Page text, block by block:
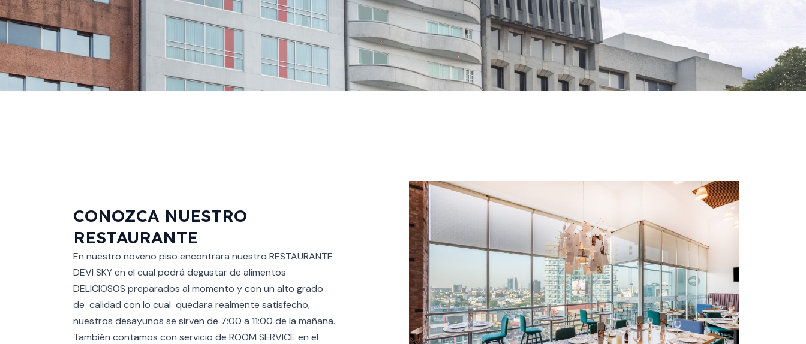
CONOZCA NUESTRO
RESTAURANTE
En nuestro noveno piso encontrara nuestro RESTAURANTE
DEVI SKY en el cual podrá degustar de alimentos
DELICIOSOS preparados al momento y con un alto grado
de calidad con lo cual quedara realmente satisfecho,
nuestros desayunos se sirven de 7:00 a 11:00 de la mañana.
También contamos con servicio de ROOM SERVICE en el